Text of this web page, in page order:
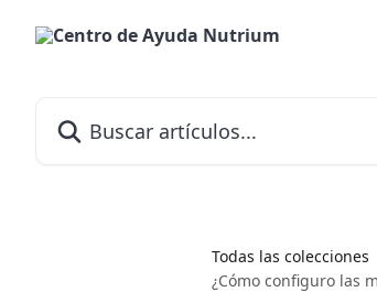
Todas las colecciones
¿Cómo configuro las